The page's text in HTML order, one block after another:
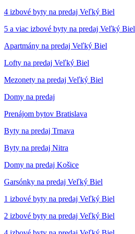
4 izbové byty na predaj Veľký Biel
5 a viac izbové byty na predaj Veľký Biel
Apartmány na predaj Veľký Biel
Lofty na predaj Veľký Biel
Mezonety na predaj Veľký Biel
Domy na predaj
Prenájom bytov Bratislava
Byty na predaj Trnava
Byty na predaj Nitra
Domy na predaj Košice
Garsónky na predaj Veľký Biel
1 izbové byty na predaj Veľký Biel
2 izbové byty na predaj Veľký Biel